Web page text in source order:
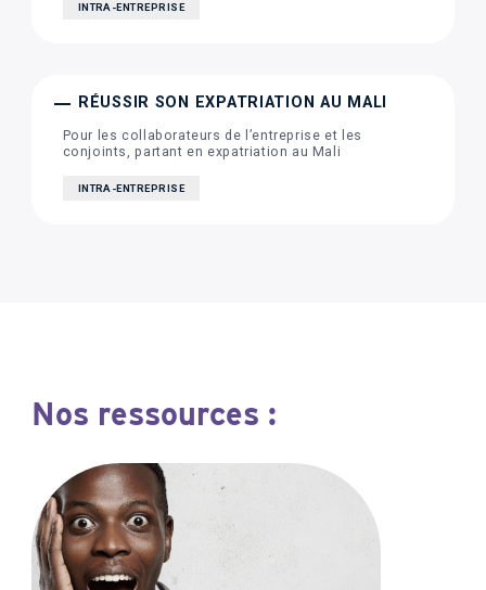
INTRA-ENTREPRISE
RÉUSSIR SON EXPATRIATION AU MALI
Pour les collaborateurs de l’entreprise et les
conjoints, partant en expatriation au Mali
INTRA-ENTREPRISE
Nos ressources :